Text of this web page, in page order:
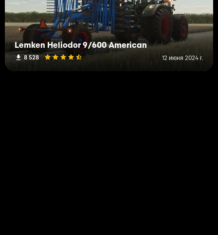
Lemken Heliodor 9/600 American
8 528 12 июня 2024 г.